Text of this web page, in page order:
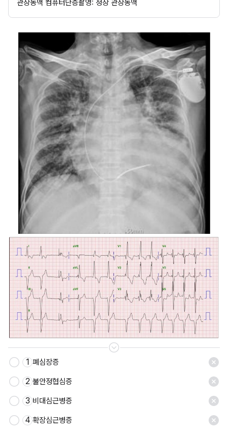
관상동맥 컴퓨터단층촬영: 정상 관상동맥
저장
1 폐심장증
2 불안정협심증
3 비대심근병증
4 확장심근병증